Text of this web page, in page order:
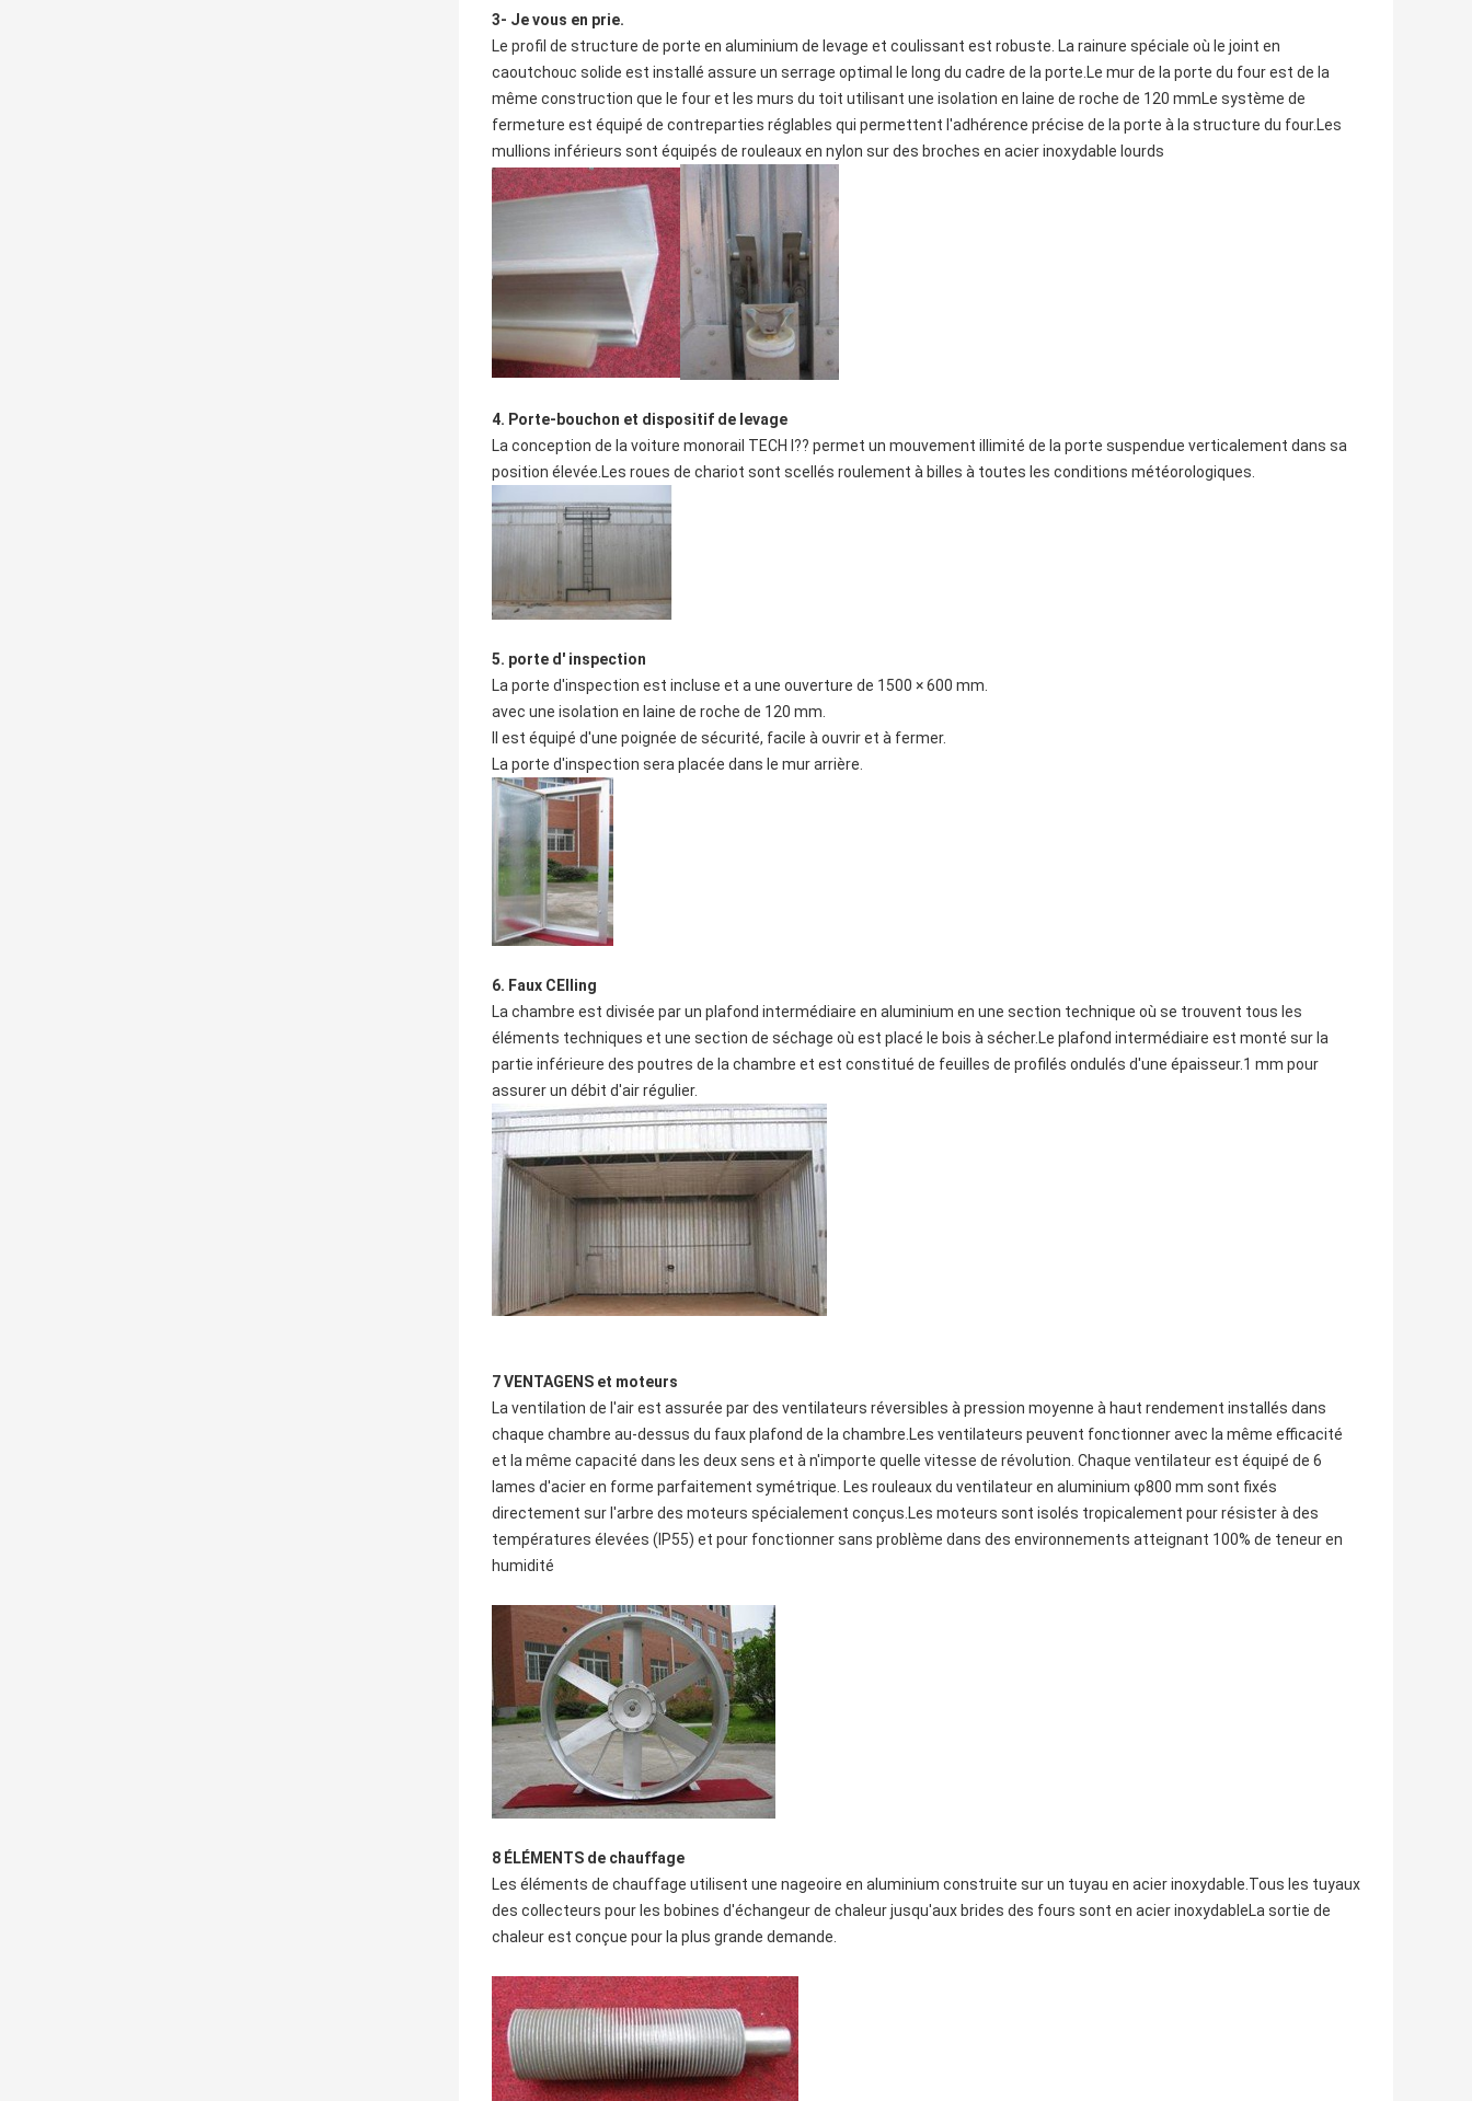
3- Je vous en prie.
Le profil de structure de porte en aluminium de levage et coulissant est robuste. La rainure spéciale où le joint en
caoutchouc solide est installé assure un serrage optimal le long du cadre de la porte.Le mur de la porte du four est de la
même construction que le four et les murs du toit utilisant une isolation en laine de roche de 120 mmLe système de
fermeture est équipé de contreparties réglables qui permettent l'adhérence précise de la porte à la structure du four.Les
mullions inférieurs sont équipés de rouleaux en nylon sur des broches en acier inoxydable lourds
4. Porte-bouchon et dispositif de levage
La conception de la voiture monorail TECH I?? permet un mouvement illimité de la porte suspendue verticalement dans sa
position élevée.Les roues de chariot sont scellés roulement à billes à toutes les conditions météorologiques.
5. porte d' inspection
La porte d'inspection est incluse et a une ouverture de 1500 × 600 mm.
avec une isolation en laine de roche de 120 mm.
Il est équipé d'une poignée de sécurité, facile à ouvrir et à fermer.
La porte d'inspection sera placée dans le mur arrière.
6. Faux CE Iling
La chambre est divisée par un plafond intermédiaire en aluminium en une section technique où se trouvent tous les
éléments techniques et une section de séchage où est placé le bois à sécher.Le plafond intermédiaire est monté sur la
partie inférieure des poutres de la chambre et est constitué de feuilles de profilés ondulés d'une épaisseur.1 mm pour
assurer un débit d'air régulier.
7 VENTAGENS et moteurs
La ventilation de l'air est assurée par des ventilateurs réversibles à pression moyenne à haut rendement installés dans
chaque chambre au-dessus du faux plafond de la chambre.Les ventilateurs peuvent fonctionner avec la même efficacité
et la même capacité dans les deux sens et à n'importe quelle vitesse de révolution. Chaque ventilateur est équipé de 6
lames d'acier en forme parfaitement symétrique. Les rouleaux du ventilateur en aluminium φ800 mm sont fixés
directement sur l'arbre des moteurs spécialement conçus.Les moteurs sont isolés tropicalement pour résister à des
températures élevées (IP55) et pour fonctionner sans problème dans des environnements atteignant 100% de teneur en
humidité
8 ÉLÉMENTS de chauffage
Les éléments de chauffage utilisent une nageoire en aluminium construite sur un tuyau en acier inoxydable.Tous les tuyaux
des collecteurs pour les bobines d'échangeur de chaleur jusqu'aux brides des fours sont en acier inoxydableLa sortie de
chaleur est conçue pour la plus grande demande.